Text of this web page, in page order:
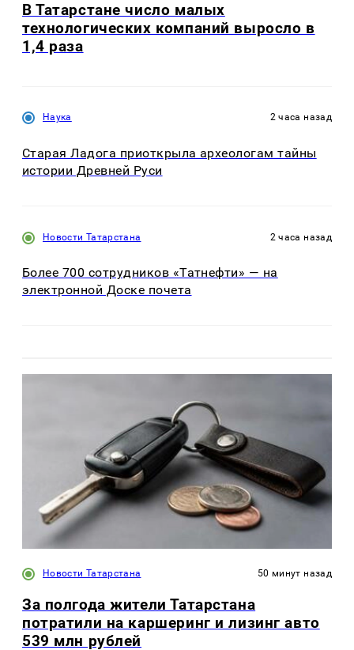
В Татарстане число малых
технологических компаний выросло в
1,4 раза
Наука 2 часа назад
Старая Ладога приоткрыла археологам тайны
истории Древней Руси
Новости Татарстана 2 часа назад
Более 700 сотрудников «Татнефти» — на
электронной Доске почета
Новости Татарстана 50 минут назад
За полгода жители Татарстана
потратили на каршеринг и лизинг авто
539 млн рублей